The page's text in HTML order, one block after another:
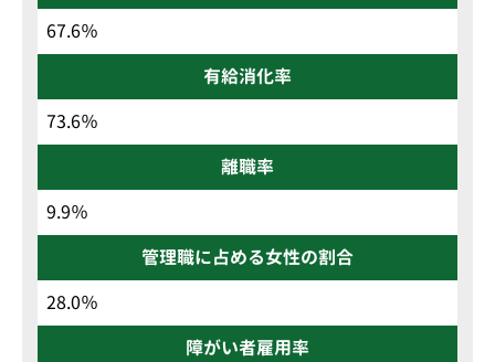
67.6％
有給消化率
73.6％
離職率
9.9％
管理職に占める女性の割合
28.0％
障がい者雇用率